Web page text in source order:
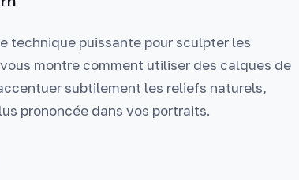
technique puissante pour sculpter les
montre comment utiliser des calques de
subtilement les reliefs naturels,
prononcée dans vos portraits.